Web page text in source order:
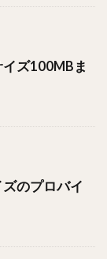
ズ100MBま
のプロバイ